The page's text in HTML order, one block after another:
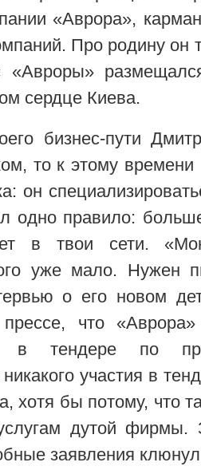
«Аврора»,
Про родину
сердце Киева.
бизнес-пути
то к этому времени
он
одно правило:
в твои сети.
уже мало. Нужен
о его новом
что
в тендере по
участия в
хотя бы потому, что
дутой
заявления